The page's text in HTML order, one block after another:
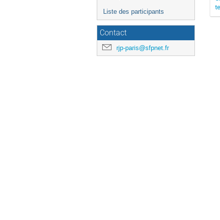
Liste des participants
Contact
rjp-paris@sfpnet.fr